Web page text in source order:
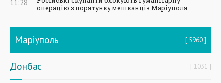
11:28
операцію з порятунку мешканців Маріуполя
Маріуполь 5960
Донбас 1031